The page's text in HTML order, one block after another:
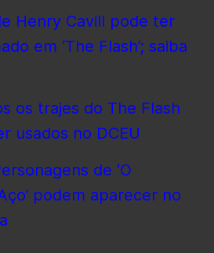
Henry Cavill pode ter
em ‘The Flash’; saiba
os trajes do The Flash
usados no DCEU
de ‘O
podem aparecer no